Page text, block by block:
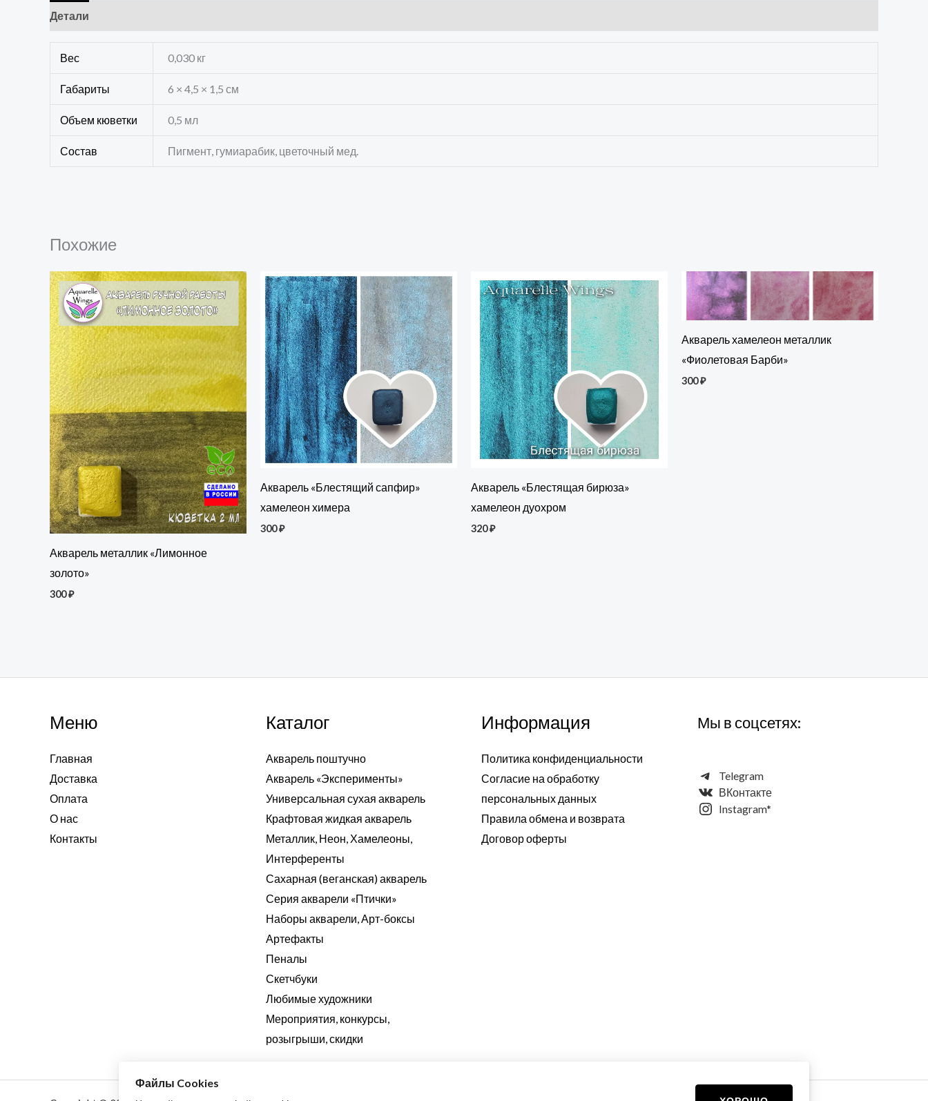
Детали
Вес 0,030 кг
Габариты 6 × 4,5 × 1,5 см
Объем кюветки 0,5 мл
Состав Пигмент, гумиарабик, цветочный мед.
Похожие
Акварель металлик «Лимонное
золото»
300₽
Акварель «Блестящий сапфир»
хамелеон химера
300₽
Акварель «Блестящая бирюза»
хамелеон дуохром
320₽
Акварель хамелеон металлик
«Фиолетовая Барби»
300₽
Меню
Главная
Доставка
Оплата
О нас
Контакты
Каталог
Акварель поштучно
Акварель «Эксперименты»
Универсальная сухая акварель
Крафтовая жидкая акварель
Металлик, Неон, Хамелеоны,
Интерференты
Сахарная (веганская) акварель
Серия акварели «Птички»
Наборы акварели, Арт-боксы
Артефакты
Пеналы
Скетчбуки
Любимые художники
Мероприятия, конкурсы,
розыгрыши, скидки
Информация
Политика конфиденциальности
Согласие на обработку
персональных данных
Правила обмена и возврата
Договор оферты
Мы в соцсетях:
Telegram
ВКонтакте
Instagram*
Файлы Cookies